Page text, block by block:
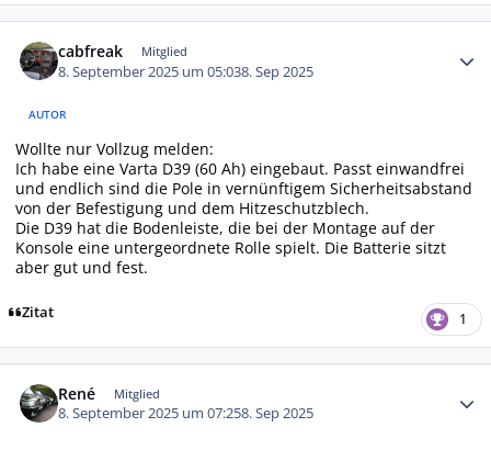
cabfreak Mitglied
8. September 2025 um 05:038. Sep 2025
AUTOR
Wollte nur Vollzug melden:
Ich habe eine Varta D39 (60 Ah) eingebaut. Passt einwandfrei
und endlich sind die Pole in vernünftigem Sicherheitsabstand
von der Befestigung und dem Hitzeschutzblech.
Die D39 hat die Bodenleiste, die bei der Montage auf der
Konsole eine untergeordnete Rolle spielt. Die Batterie sitzt
aber gut und fest.
Zitat 1
René Mitglied
8. September 2025 um 07:258. Sep 2025